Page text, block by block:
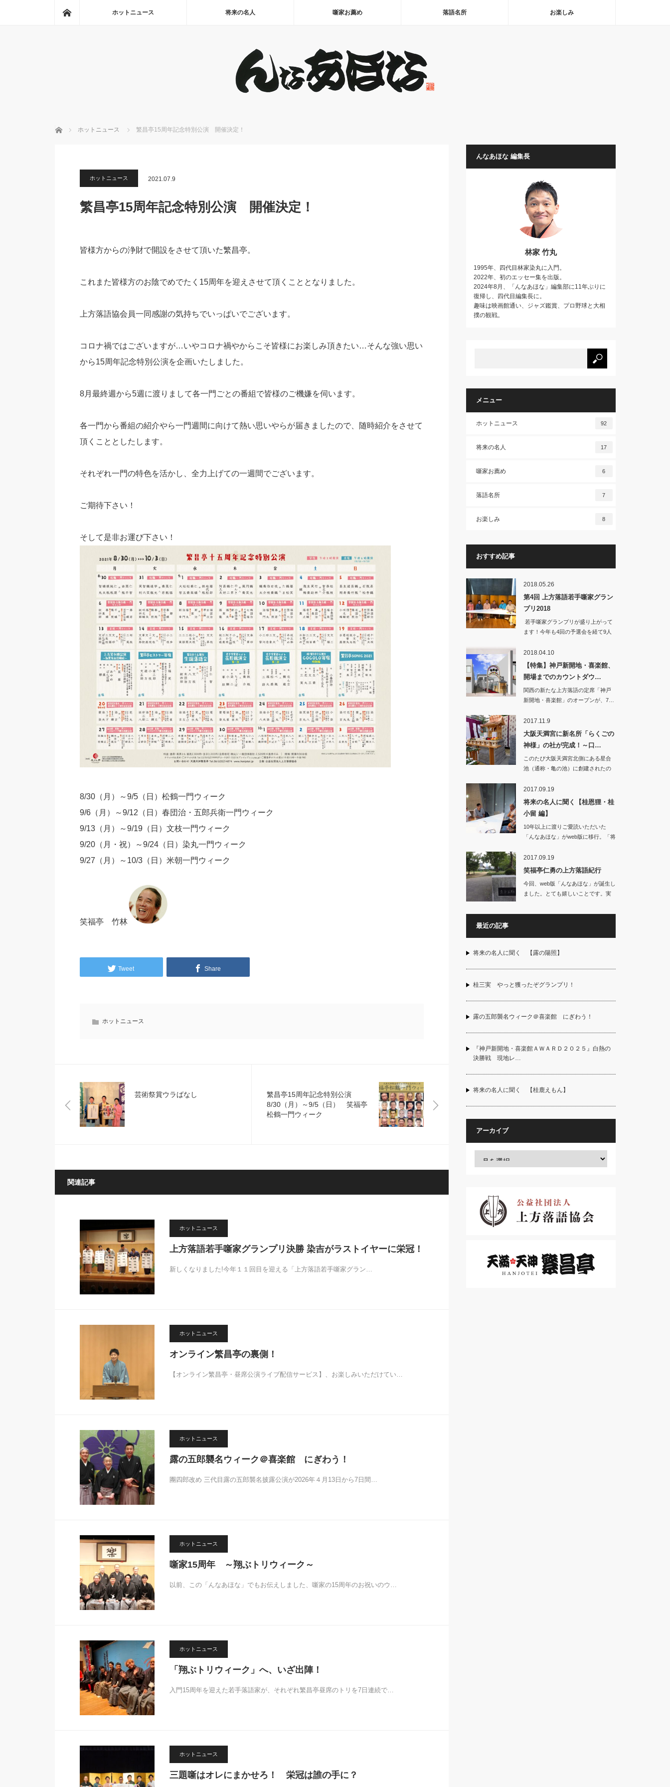
ホットニュース 将来の名人 噺家お薦め 落語名所 お楽しみ
ホーム ホットニュース 繁昌亭15周年記念特別公演 開催決定！
ホットニュース 2021.07.9
繁昌亭15周年記念特別公演 開催決定！
皆様方からの浄財で開設をさせて頂いた繁昌亭。
これまた皆様方のお陰でめでたく15周年を迎えさせて頂くこととなりました。
上方落語協会員一同感謝の気持ちでいっぱいでございます。
コロナ禍ではございますが…いやコロナ禍やからこそ皆様にお楽しみ頂きたい…そんな強い思い
から15周年記念特別公演を企画いたしました。
8月最終週から5週に渡りまして各一門ごとの番組で皆様のご機嫌を伺います。
各一門から番組の紹介やら一門週間に向けて熱い思いやらが届きましたので、随時紹介をさせて
頂くこととしたします。
それぞれ一門の特色を活かし、全力上げての一週間でございます。
ご期待下さい！
そして是非お運び下さい！
8/30（月）～9/5（日）松鶴一門ウィーク
9/6（月）～9/12（日）春団治・五郎兵衛一門ウィーク
9/13（月）～9/19（日）文枝一門ウィーク
9/20（月・祝）～9/24（日）染丸一門ウィーク
9/27（月）～10/3（日）米朝一門ウィーク
笑福亭 竹林
Tweet Share
ホットニュース
芸術祭賞ウラばなし
繁昌亭15周年記念特別公演
8/30（月）～9/5（日） 笑福亭
松鶴一門ウィーク
関連記事
ホットニュース
上方落語若手噺家グランプリ決勝 染吉がラストイヤーに栄冠！
新しくなりました!今年１１回目を迎える「上方落語若手噺家グラン…
ホットニュース
オンライン繁昌亭の裏側！
【オンライン繁昌亭・昼席公演ライブ配信サービス】、お楽しみいただけてい…
ホットニュース
露の五郎襲名ウィーク＠喜楽館 にぎわう！
團四郎改め 三代目露の五郎襲名披露公演が2026年４月13日から7日間…
ホットニュース
噺家15周年 ～翔ぶトリウィーク～
以前、この「んなあほな」でもお伝えしました、噺家の15周年のお祝いのウ…
ホットニュース
「翔ぶトリウィーク」へ、いざ出陣！
入門15周年を迎えた若手落語家が、それぞれ繁昌亭昼席のトリを7日連続で…
ホットニュース
三題噺はオレにまかせろ！ 栄冠は誰の手に？
んなあほな 編集長
林家 竹丸
1995年、四代目林家染丸に入門。
2022年、初のエッセー集を出版。
2024年8月、「んなあほな」編集部に11年ぶりに
復帰し、四代目編集長に。
趣味は映画館通い、ジャズ鑑賞、プロ野球と大相
撲の観戦。
メニュー
ホットニュース 92
将来の名人 17
噺家お薦め 6
落語名所 7
お楽しみ 8
おすすめ記事
2018.05.26
第4回 上方落語若手噺家グラン
プリ2018
若手噺家グランプリが盛り上がって
ます！今年も4回の予選会を経て9人
2018.04.10
【特集】神戸新開地・喜楽館、
開場までのカウントダウ…
関西の新たな上方落語の定席「神戸
新開地・喜楽館」のオープンが、7…
2017.11.9
大阪天満宮に新名所「らくごの
神様」の社が完成！～口…
このたび大阪天満宮北側にある星合
池（通称・亀の池）に創建されたの
2017.09.19
将来の名人に聞く【桂恩狸・桂
小留 編】
10年以上に渡りご愛読いただいた
「んなあほな」がweb版に移行。「将
2017.09.19
笑福亭仁勇の上方落語紀行
今回、web版「んなあほな」が誕生し
ました。とても嬉しいことです。実
最近の記事
将来の名人に聞く 【露の陽照】
桂三実 やっと獲ったぞグランプリ！
露の五郎襲名ウィーク＠喜楽館 にぎわう！
『神戸新開地・喜楽館ＡＷＡＲＤ２０２５』白熱の
決勝戦 現地レ…
将来の名人に聞く 【桂鹿えもん】
アーカイブ